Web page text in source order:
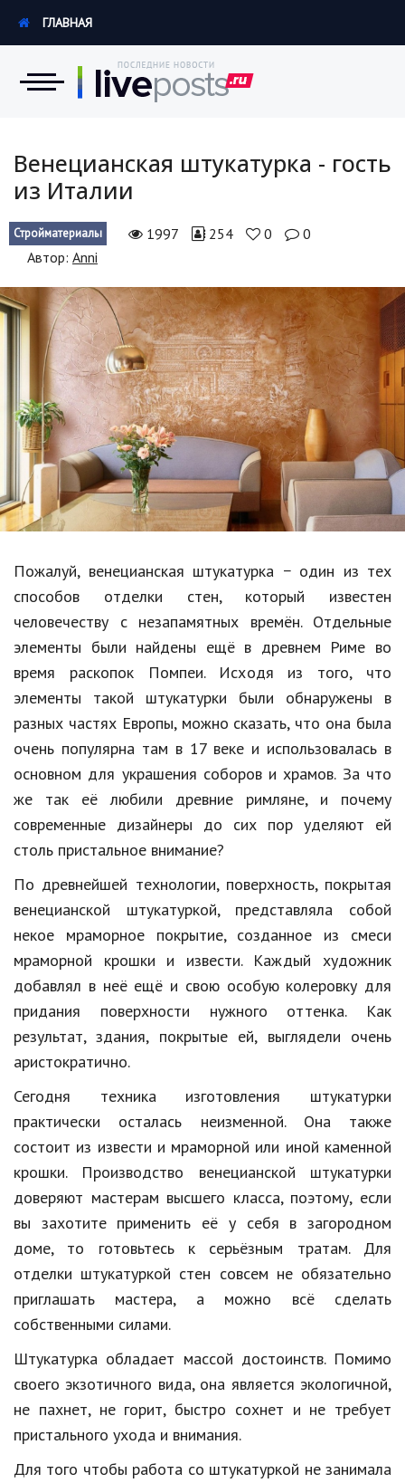
Экономика
Происшествия
Россия
Наука и техника
Политика
Образование
В мире
Культура
Авто, мото
Спорт
Знаменитости
Статьи
Обзоры
Рецепты
Красота и здоровье
Hi-Tech. Интернет
Авто, мото
Дом и сад
Недвижимость
Спорт и фитнес
Психология и отношения
Творчество и рукоделие
Разное
Работа и бизнес
Животные
Еда и напитки
Праздники и подарки
Кинематограф
Домашние животные
Семья и дети
Путешествия
Строительство
Культура и общество
Мода и стиль
ГЛАВНАЯ
Венецианская штукатурка - гость
из Италии
Стройматериалы 1997 254 0
0
Автор: Anni
Пожалуй, венецианская штукатурка − один из тех
способов отделки стен, который известен
человечеству с незапамятных времён. Отдельные
элементы были найдены ещё в древнем Риме во
время раскопок Помпеи. Исходя из того, что
элементы такой штукатурки были обнаружены в
разных частях Европы, можно сказать, что она была
очень популярна там в 17 веке и использовалась в
основном для украшения соборов и храмов. За что
же так её любили древние римляне, и почему
современные дизайнеры до сих пор уделяют ей
столь пристальное внимание?
По древнейшей технологии, поверхность, покрытая
венецианской штукатуркой, представляла собой
некое мраморное покрытие, созданное из смеси
мраморной крошки и извести. Каждый художник
добавлял в неё ещё и свою особую колеровку для
придания поверхности нужного оттенка. Как
результат, здания, покрытые ей, выглядели очень
аристократично.
Сегодня техника изготовления штукатурки
практически осталась неизменной. Она также
состоит из извести и мраморной или иной каменной
крошки. Производство венецианской штукатурки
доверяют мастерам высшего класса, поэтому, если
вы захотите применить её у себя в загородном
доме, то готовьтесь к серьёзным тратам. Для
отделки штукатуркой стен совсем не обязательно
приглашать мастера, а можно всё сделать
собственными силами.
Штукатурка обладает массой достоинств. Помимо
своего экзотичного вида, она является экологичной,
не пахнет, не горит, быстро сохнет и не требует
пристального ухода и внимания.
Для того чтобы работа со штукатуркой не занимала